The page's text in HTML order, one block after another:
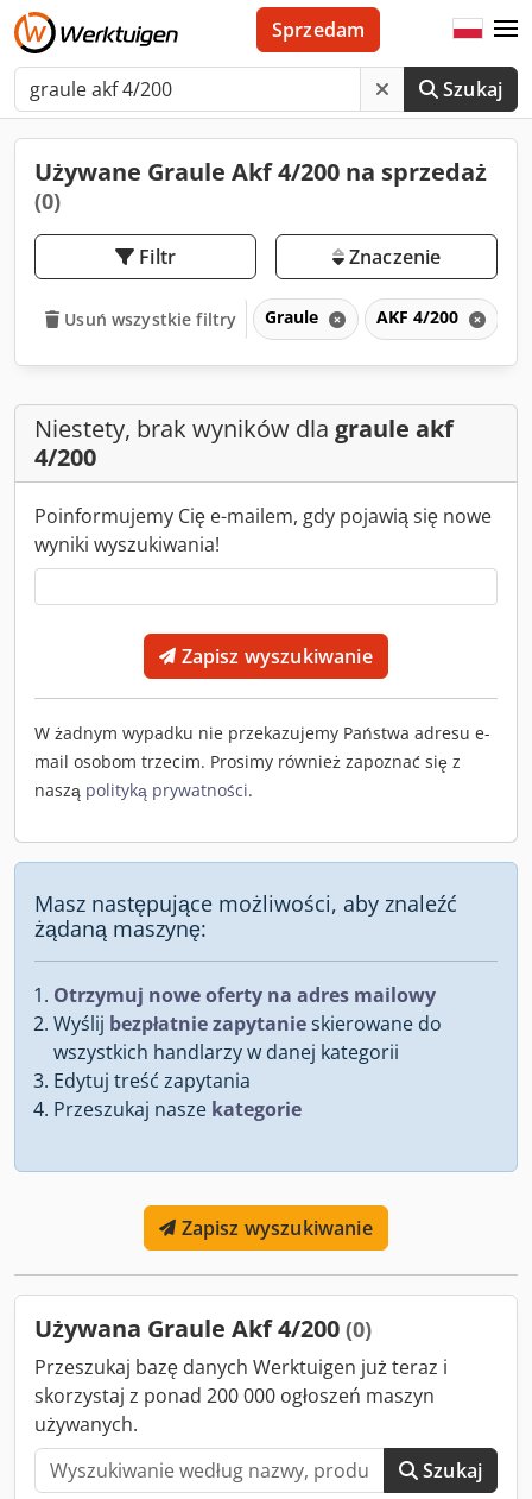
Szukaj
Sprzedam
Używane Graule Akf 4/200 na sprzedaż
(0)
Filtr Znaczenie
Usuń wszystkie filtry Graule AKF 4/200
Niestety, brak wyników dla graule akf
4/200
Poinformujemy Cię e-mailem, gdy pojawią się nowe
wyniki wyszukiwania!
Zapisz wyszukiwanie
W żadnym wypadku nie przekazujemy Państwa adresu e-
mail osobom trzecim. Prosimy również zapoznać się z
naszą polityką prywatności.
Masz następujące możliwości, aby znaleźć
żądaną maszynę:
Otrzymuj nowe oferty na adres mailowy
Wyślij bezpłatnie zapytanieskierowane do
wszystkich handlarzy w danej kategorii
Edytuj treść zapytania
Przeszukaj nasze kategorie
Zapisz wyszukiwanie
Używana Graule Akf 4/200 (0)
Przeszukaj bazę danych Werktuigen już teraz i
skorzystaj z ponad 200 000 ogłoszeń maszyn
używanych.
Szukaj